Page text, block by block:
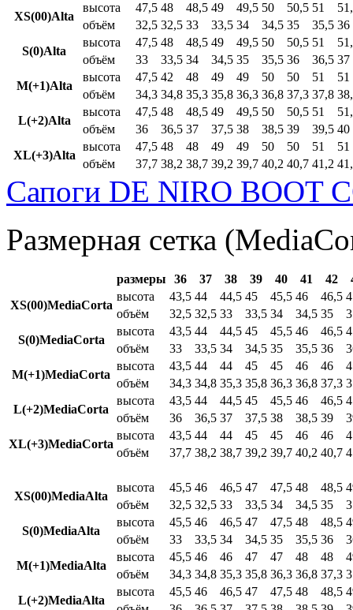
XS(00)Alta
высота 47,5 48 48,5 49 49,5 50 50,5 51
объём
32,5 32,5 33 33,5 34 34,5 35 35,5 36
S(0)Alta
высота 47,5 48 48,5 49 49,5 50 50,5 51
объём
33 33,5 34 34,5 35 35,5 36 36,5 37
M(+1)Alta
высота 47,5 42 48 49 49 50 50 51
51
объём
34,3 34,8 35,3 35,8 36,3 36,8 37,3 37,8
L(+2)Alta
высота 47,5 48 48,5 49 49,5 50 50,5 51
объём
36 36,5 37 37,5 38 38,5 39 39,5 40
XL(+3)Alta
высота 47,5 48 48 49 49 50 50 51
51
объём
37,7 38,2 38,7 39,2 39,7 40,2 40,7 41,2
Сапоги DE NIRO BOOT
Размерная сетка
размеры 36 37 38 39 40 41 42
XS(00)MediaCorta
высота 43,5 44 44,5 45 45,5 46 46,5
объём
32,5 32,5 33 33,5 34 34,5 35
S(0)MediaCorta
высота 43,5 44 44,5 45 45,5 46 46,5
объём
33 33,5 34 34,5 35 35,5 36
M(+1)MediaCorta
высота 43,5 44 44 45 45 46 46
объём
34,3 34,8 35,3 35,8 36,3 36,8 37,3
L(+2)MediaCorta
высота 43,5 44 44,5 45 45,5 46 46,5
объём
36 36,5 37 37,5 38 38,5 39
XL(+3)MediaCorta
высота 43,5 44 44 45 45 46 46
объём
37,7 38,2 38,7 39,2 39,7 40,2 40,7
XS(00)MediaAlta
высота 45,5 46 46,5 47 47,5 48 48,5
объём
32,5 32,5 33 33,5 34 34,5 35
S(0)MediaAlta
высота 45,5 46 46,5 47 47,5 48 48,5
объём
33 33,5 34 34,5 35 35,5 36
M(+1)MediaAlta
высота 45,5 46 46 47 47 48 48
объём
34,3 34,8 35,3 35,8 36,3 36,8 37,3
L(+2)MediaAlta
высота 45,5 46 46,5 47 47,5 48 48,5